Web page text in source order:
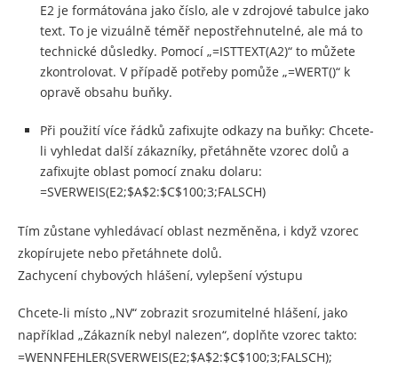
E2 je formátována jako číslo, ale v zdrojové tabulce jako
text. To je vizuálně téměř nepostřehnutelné, ale má to
technické důsledky. Pomocí „=ISTTEXT(A2)“ to můžete
zkontrolovat. V případě potřeby pomůže „=WERT()“ k
opravě obsahu buňky.
Při použití více řádků zafixujte odkazy na buňky: Chcete-
li vyhledat další zákazníky, přetáhněte vzorec dolů a
zafixujte oblast pomocí znaku dolaru:
=SVERWEIS(E2;$A$2:$C$100;3;FALSCH)
Tím zůstane vyhledávací oblast nezměněna, i když vzorec
zkopírujete nebo přetáhnete dolů.
Zachycení chybových hlášení, vylepšení výstupu
Chcete-li místo „NV“ zobrazit srozumitelné hlášení, jako
například „Zákazník nebyl nalezen“, doplňte vzorec takto:
=WENNFEHLER(SVERWEIS(E2;$A$2:$C$100;3;FALSCH);